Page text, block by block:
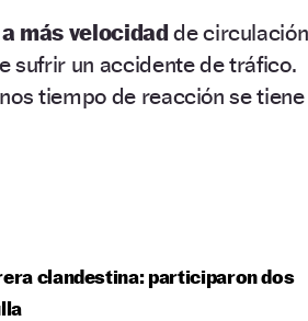
a más velocidadde
sufrir un accidente de tráfico.
tiempo de reacción se tiene
clandestina: participaron dos